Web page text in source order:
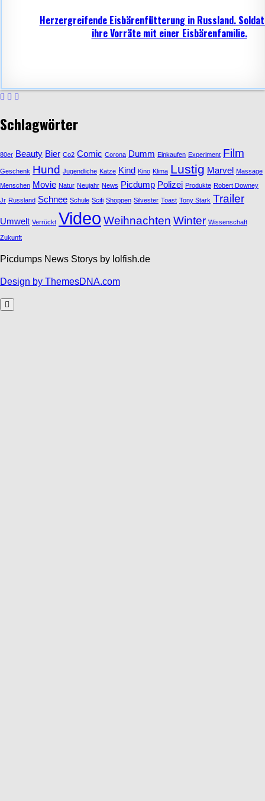
Herzergreifende Eisbärenfütterung in Russland.
ihre Vorräte mit einer Eisbärenfamilie.
Schlagwörter
80er Beauty Bier Co2 Comic Corona Dumm Einkaufen Experiment Film
Geschenk Hund Jugendliche Katze Kind Kino Klima Lustig Marvel Massage
Menschen Movie Natur Neujahr News Picdump Polizei Produkte Robert Downey
Jr Russland Schnee Schule Scifi Shoppen Silvester Toast Tony Stark Trailer
Umwelt Verrückt Video Weihnachten Winter Wissenschaft
Zukunft
Picdumps News Storys by lolfish.de
Design by ThemesDNA.com